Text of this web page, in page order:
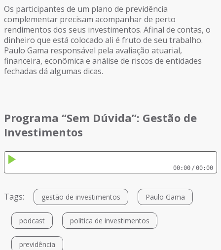
Os participantes de um plano de previdência
complementar precisam acompanhar de perto
rendimentos dos seus investimentos. Afinal de contas, o
dinheiro que está colocado ali é fruto de seu trabalho.
Paulo Gama responsável pela avaliação atuarial,
financeira, econômica e análise de riscos de entidades
fechadas dá algumas dicas.
Programa “Sem Dúvida”: Gestão de
Investimentos
00:00 / 00:00
Tags: gestão de investimentos Paulo Gama
podcast política de investimentos
previdência